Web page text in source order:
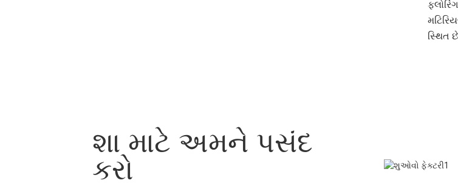
સ્થિત
શા માટે અમને પસંદ
કરો